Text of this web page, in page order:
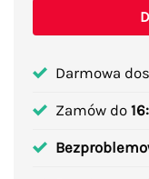
Darmowa
Zamów do